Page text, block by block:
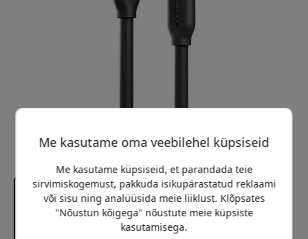
Me kasutame oma veebilehel küpsiseid
Me kasutame küpsiseid, et parandada teie
sirvimiskogemust, pakkuda isikupärastatud reklaami
või sisu ning analüüsida meie liiklust. Klõpsates
"Nõustun kõigega" nõustute meie küpsiste
kasutamisega.